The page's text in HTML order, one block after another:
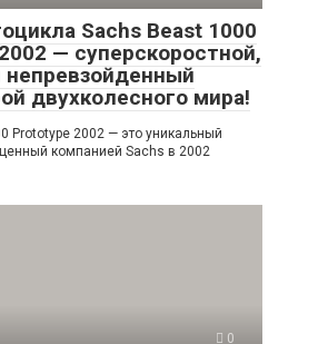
Sachs Beast 1000
— суперскоростной,
двухколесного мира!
Prototype 2002 — это уникальный
компанией Sachs в 2002
0